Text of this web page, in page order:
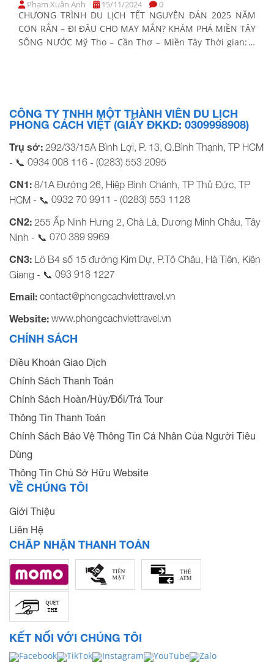
Phạm Xuân Anh 15/11/2024 0
CHƯƠNG TRÌNH DU LỊCH TẾT NGUYÊN ĐÁN 2025 NĂM
CON RẮN – ĐI ĐÂU CHO MAY MẮN? KHÁM PHÁ MIỀN TÂY
SÔNG NƯỚC Mỹ Tho – Cần Thơ – Miền Tây Thời gian: 2
CÔNG TY TNHH MỘT THÀNH VIÊN DU LỊCH
PHONG CÁCH VIỆT (GIẤY ĐKKD: 0309998908)
Trụ sở: 292/33/15A Bình Lợi, P. 13, Q.Bình Thạnh, TP HCM
- 📞 0934 008 116 - (0283) 553 2095
CN1: 8/1A Đường 26, Hiệp Bình Chánh, TP Thủ Đức, TP
HCM - 📞 0932 70 9911 - (0283) 553 1128
CN2: 255 Ấp Ninh Hưng 2, Chà Là, Dương Minh Châu, Tây
Ninh - 📞 070 389 9969
CN3: Lô B4 số 15 đường Kim Dự, P.Tô Châu, Hà Tiên, Kiên
Giang - 📞 093 918 1227
Email: contact@phongcachviettravel.vn
Website: www.phongcachviettravel.vn
CHÍNH SÁCH
Điều Khoản Giao Dịch
Chính Sách Thanh Toán
Chính Sách Hoàn/Hủy/Đổi/Trả Tour
Thông Tin Thanh Toán
Chính Sách Bảo Vệ Thông Tin Cá Nhân Của Người Tiêu
Dùng
Thông Tin Chủ Sở Hữu Website
VỀ CHÚNG TÔI
Giới Thiệu
Liên Hệ
CHẤP NHẬN THANH TOÁN
KẾT NỐI VỚI CHÚNG TÔI